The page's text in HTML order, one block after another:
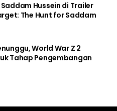
Hussein di Trailer
The Hunt for Saddam
World War Z 2
Tahap Pengembangan